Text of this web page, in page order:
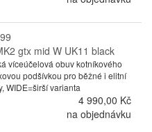
gtx mid W UK11 black
víceúčelová obuv kotníkového
podšívkou pro běžné i elitní
WIDE=širší varianta
4 990,00 Kč
na objednávku